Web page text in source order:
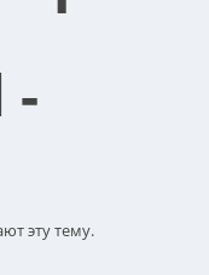
-
эту тему.